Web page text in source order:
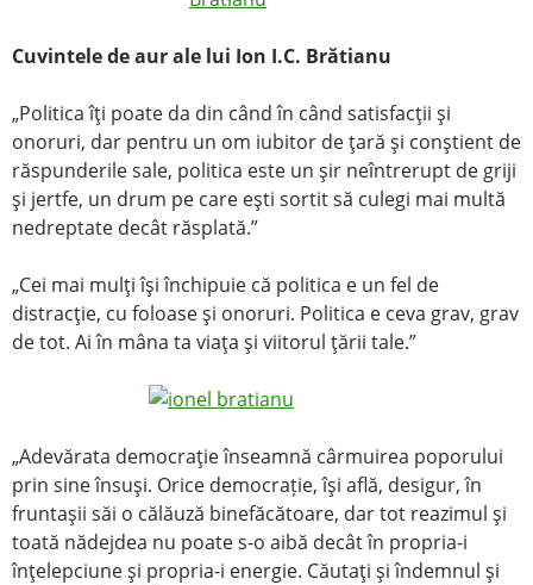
Cuvintele de aur ale lui Ion I.C. Brătianu
„Politica îţi poate da din când în când satisfacţii şi
onoruri, dar pentru un om iubitor de ţară şi conştient de
răspunderile sale, politica este un şir neîntrerupt de griji
şi jertfe, un drum pe care eşti sortit să culegi mai multă
nedreptate decât răsplată.”
„Cei mai mulţi îşi închipuie că politica e un fel de
distracţie, cu foloase şi onoruri. Politica e ceva grav, grav
de tot. Ai în mâna ta viaţa şi viitorul ţării tale.”
„Adevărata democraţie înseamnă cârmuirea poporului
prin sine însuşi. Orice democrație, îşi află, desigur, în
fruntaşii săi o călăuză binefăcătoare, dar tot reazimul şi
toată nădejdea nu poate s-o aibă decât în propria-i
înţelepciune şi propria-i energie. Căutaţi şi îndemnul şi